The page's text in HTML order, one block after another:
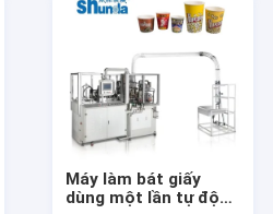
Máy làm bát giấy
dùng một lần tự động